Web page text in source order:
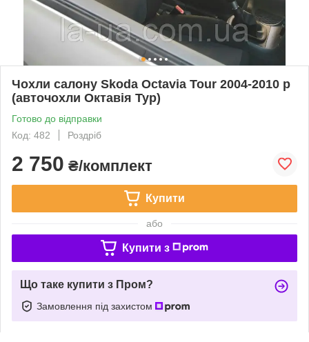
Чохли салону Skoda Octavia Tour 2004-2010 р
(авточохли Октавія Тур)
Готово до відправки
Код: 482
Роздріб
2 750 ₴/комплект
Купити
або
Купити з
Що таке купити з Пром?
Замовлення під захистом